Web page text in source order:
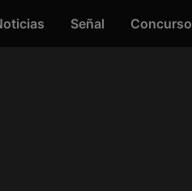
Señal Concurso